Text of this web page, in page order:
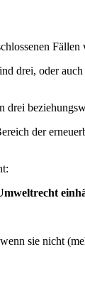
Fällen
drei, oder
der
sie nicht